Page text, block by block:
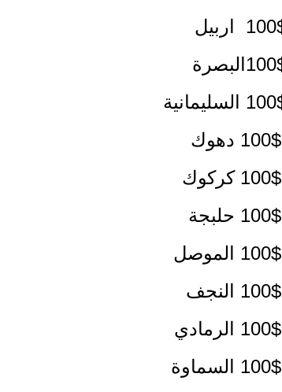
اربيل
البصرة
السليمانية
دهوك
كركوك
حلبجة
الموصل
النجف
الرمادي
السماوة